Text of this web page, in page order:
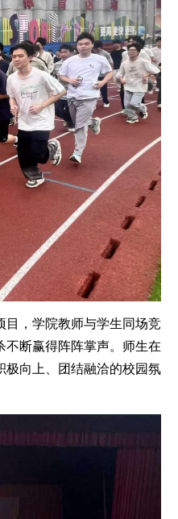
目，学院教师与学生同场竞
不断赢得阵阵掌声。师生在
极向上、团结融洽的校园氛